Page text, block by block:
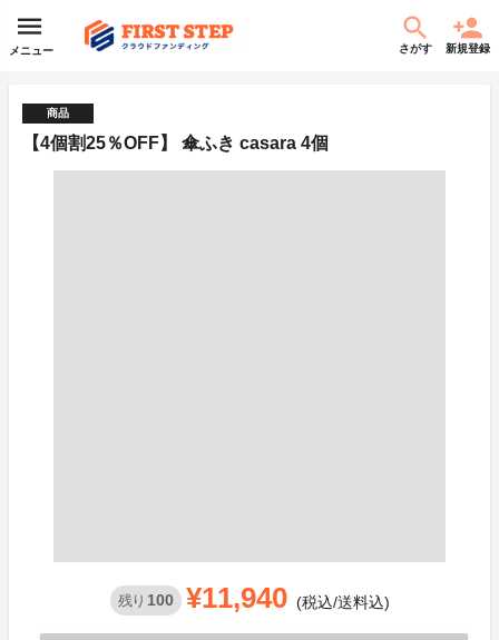
メニュー さがす 新規登録
商品
【4個割25％OFF】 傘ふき casara 4個
残り 100 ¥11,940 (税込/送料込)